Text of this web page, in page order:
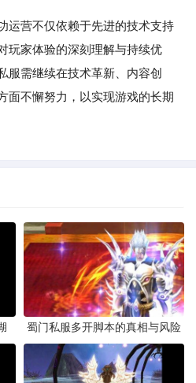
运营不仅依赖于先进的技术支持
玩家体验的深刻理解与持续优
服需继续在技术革新、内容创
面不懈努力，以实现游戏的长期
蜀门私服多开脚本的真相与风险